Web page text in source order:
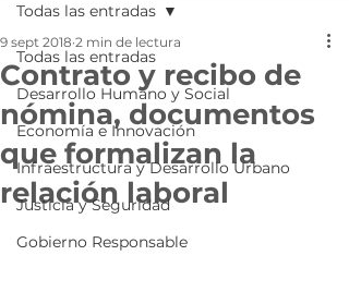
Todas las entradas
Desarrollo Humano y Social
Economía e Innovación
Infraestructura y Desarrollo Urbano
Justicia y Seguridad
Gobierno Responsable
Todas las entradas
Contrato y recibo de
nómina, documentos
que formalizan la
relación laboral
9 sept 2018 2 min de lectura